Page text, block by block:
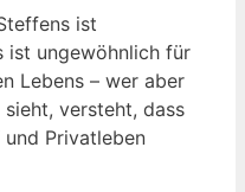
ist
ist ungewöhnlich für
Lebens – wer aber
versteht, dass
Privatleben